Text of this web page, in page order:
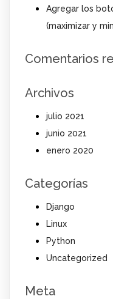
Agregar los
(maximizar y
Comentarios
Archivos
julio 2021
junio 2021
enero 2020
Categorías
Django
Linux
Python
Uncategorized
Meta